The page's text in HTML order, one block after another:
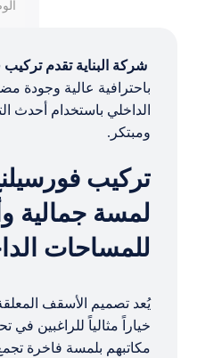
شركة البناية تقدم
باحترافية عالية وجودة
الداخلي باستخدام أحدث
ومبتكر.
تركيب
لمسة جمالية
للمساحات
يُعد تصميم الأسقف
خياراً مثالياً للراغبين
مكاتبهم بلمسة فاخرة